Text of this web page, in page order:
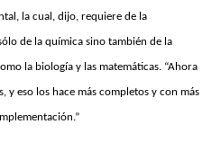
la cual, dijo, requiere de la
de la química sino también de la
la biología y las matemáticas. “Ahora
y eso los hace más completos y con más